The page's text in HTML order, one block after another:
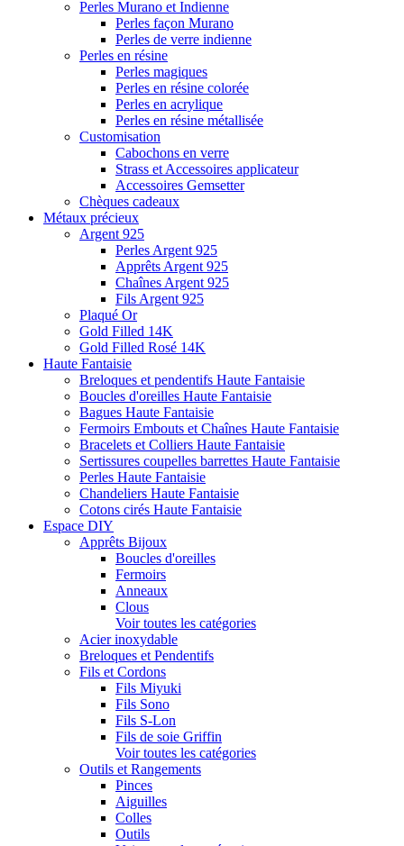
Perles Murano et Indienne
Perles façon Murano
Perles de verre indienne
Perles en résine
Perles magiques
Perles en résine colorée
Perles en acrylique
Perles en résine métallisée
Customisation
Cabochons en verre
Strass et Accessoires applicateur
Accessoires Gemsetter
Chèques cadeaux
Métaux précieux
Argent 925
Perles Argent 925
Apprêts Argent 925
Chaînes Argent 925
Fils Argent 925
Plaqué Or
Gold Filled 14K
Gold Filled Rosé 14K
Haute Fantaisie
Breloques et pendentifs Haute Fantaisie
Boucles d'oreilles Haute Fantaisie
Bagues Haute Fantaisie
Fermoirs Embouts et Chaînes Haute Fantaisie
Bracelets et Colliers Haute Fantaisie
Sertissures coupelles barrettes Haute Fantaisie
Perles Haute Fantaisie
Chandeliers Haute Fantaisie
Cotons cirés Haute Fantaisie
Espace DIY
Apprêts Bijoux
Boucles d'oreilles
Fermoirs
Anneaux
Clous
Voir toutes les catégories
Acier inoxydable
Breloques et Pendentifs
Fils et Cordons
Fils Miyuki
Fils Sono
Fils S-Lon
Fils de soie Griffin
Voir toutes les catégories
Outils et Rangements
Pinces
Aiguilles
Colles
Outils